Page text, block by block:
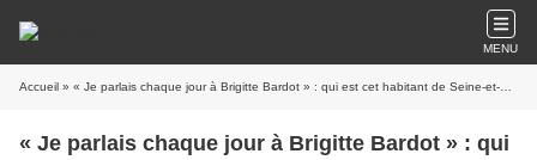
MENU
Accueil » « Je parlais chaque jour à Brigitte Bardot » : qui est cet habitant de Seine-et-marne qui gérait son agenda ?
« Je parlais chaque jour à Brigitte Bardot » : qui